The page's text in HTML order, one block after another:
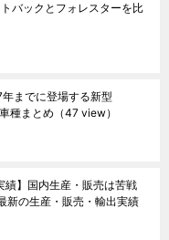
バックとフォレスターを比
までに登場する新型
種まとめ （47 view）
績】国内生産・販売は苦戦
新の生産・販売・輸出実績